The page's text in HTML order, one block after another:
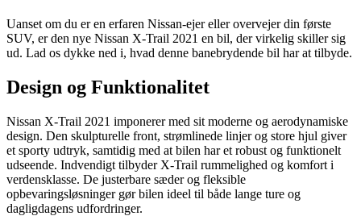
Uanset om du er en erfaren Nissan-ejer eller overvejer din første
SUV, er den nye Nissan X-Trail 2021 en bil, der virkelig skiller sig
ud. Lad os dykke ned i, hvad denne banebrydende bil har at tilbyde.
Design og Funktionalitet
Nissan X-Trail 2021 imponerer med sit moderne og aerodynamiske
design. Den skulpturelle front, strømlinede linjer og store hjul giver
et sporty udtryk, samtidig med at bilen har et robust og funktionelt
udseende. Indvendigt tilbyder X-Trail rummelighed og komfort i
verdensklasse. De justerbare sæder og fleksible
opbevaringsløsninger gør bilen ideel til både lange ture og
dagligdagens udfordringer.